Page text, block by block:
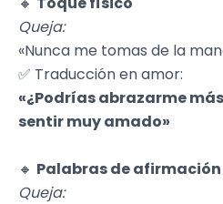
Queja:
«Nunca me tomas de la
✅ Traducción en amor:
«¿Podrías abrazarme
sentir muy amado»
🔸 Palabras de afirmación
Queja: